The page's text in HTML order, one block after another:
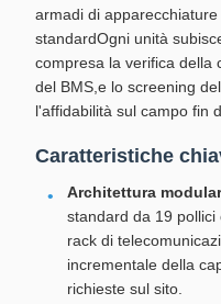
armadi di
standardOgni unità
compresa la verifica della
del BMS,e lo screening
l'affidabilità sul campo fin
Caratteristiche
Architettura
standard da 19
rack di
incrementale della
richieste sul sito.